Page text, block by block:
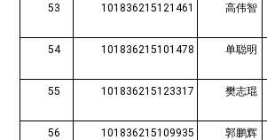
53
101836215121461 高伟智
54
101836215101478 单聪明
55
101836215123317 樊志琨
56
101836215109935 郭鹏辉